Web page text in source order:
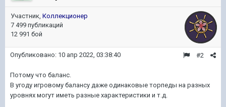
Участник, Коллекционер
7 499 публикаций
12 991 бой
#2
Опубликовано: 10 апр 2022, 03:38:40
Потому что баланс.
В угоду игровому балансу даже одинаковые торпеды на разных
уровнях могут иметь разные характеристики и т.д.